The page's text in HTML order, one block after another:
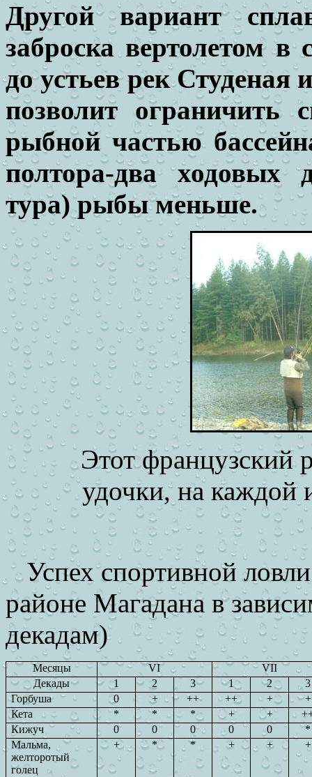
Другой вариант
заброска вертолетом в
до устьев рек
позволит ограничить
рыбной частью
полтора-два ходовых
тура) рыбы меньше.
Этот французский
удочки, на каждой
Успех спортивной
районе Магадана в
декадам)
Месяцы VI
VII
Декады
1 2 3 1 2
3
Горбуша
0 + ++ ++ +
+
Кета
* * * + +
Кижуч
0 0 0 0 0
*
Мальма,
желторотый
голец
+ * * + + +